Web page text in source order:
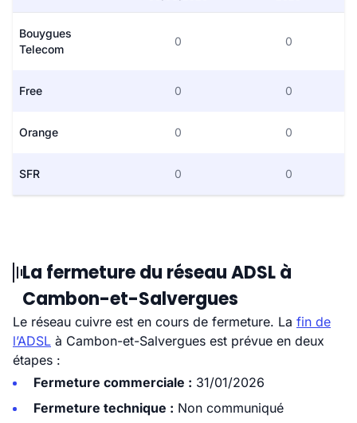
Bouygues
Telecom
0 0
Free 0 0
Orange 0 0
SFR 0 0
La fermeture du réseau ADSL à
Cambon-et-Salvergues
Le réseau cuivre est en cours de fermeture. La fin de
l’ADSL à Cambon-et-Salvergues est prévue en deux
étapes :
Fermeture commerciale : 31/01/2026
Fermeture technique : Non communiqué